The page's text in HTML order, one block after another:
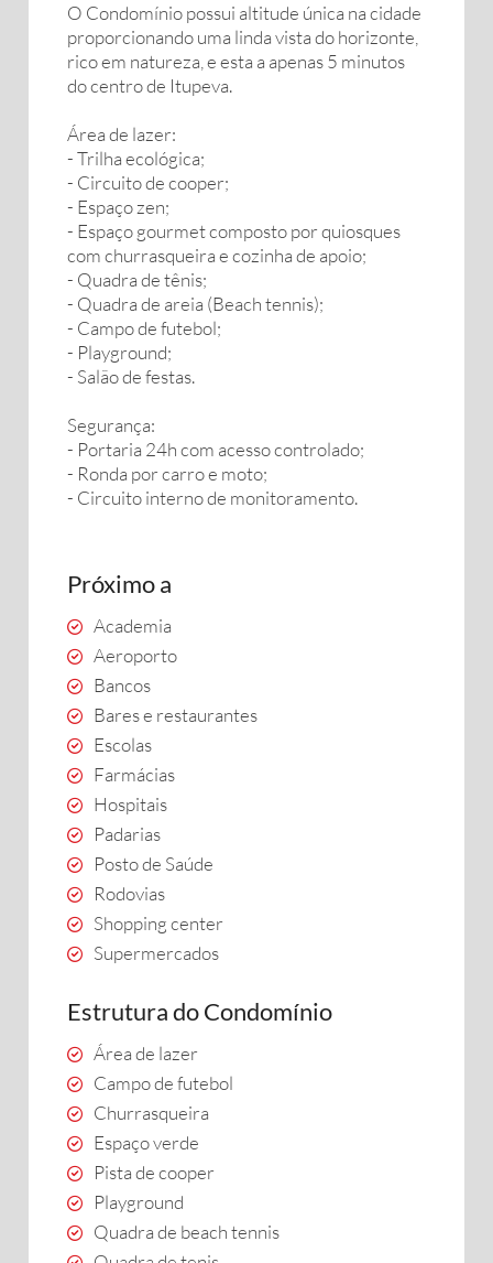
O Condomínio possui altitude única na cidade
proporcionando uma linda vista do horizonte,
rico em natureza, e esta a apenas 5 minutos
do centro de Itupeva.
Área de lazer:
- Trilha ecológica;
- Circuito de cooper;
- Espaço zen;
- Espaço gourmet composto por quiosques
com churrasqueira e cozinha de apoio;
- Quadra de tênis;
- Quadra de areia (Beach tennis);
- Campo de futebol;
- Playground;
- Salão de festas.
Segurança:
- Portaria 24h com acesso controlado;
- Ronda por carro e moto;
- Circuito interno de monitoramento.
Próximo a
Academia
Aeroporto
Bancos
Bares e restaurantes
Escolas
Farmácias
Hospitais
Padarias
Posto de Saúde
Rodovias
Shopping center
Supermercados
Estrutura do Condomínio
Área de lazer
Campo de futebol
Churrasqueira
Espaço verde
Pista de cooper
Playground
Quadra de beach tennis